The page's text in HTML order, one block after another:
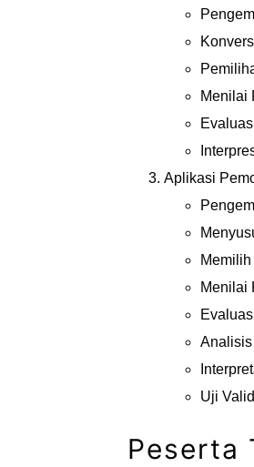
Menilai
Aplikasi
Menilai
Analisis
Uji
Peserta